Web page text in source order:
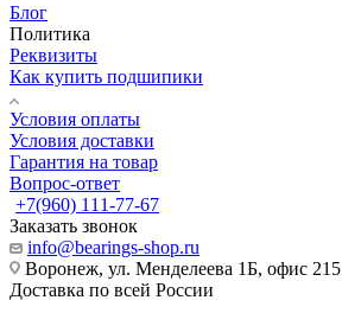
Блог
Политика
Реквизиты
Как купить подшипики
Условия оплаты
Условия доставки
Гарантия на товар
Вопрос-ответ
+7(960) 111-77-67
Заказать звонок
info@bearings-shop.ru
Воронеж, ул. Менделеева 1Б, офис 215
Доставка по всей России